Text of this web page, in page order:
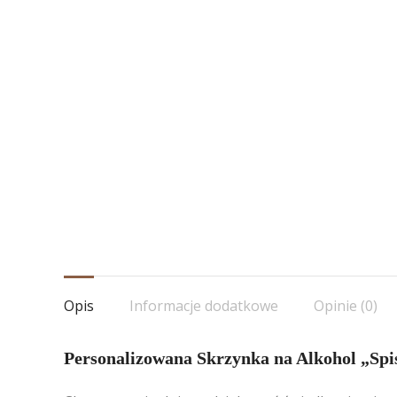
Opis
Informacje dodatkowe Opinie (0)
Personalizowana Skrzynka na Alkohol